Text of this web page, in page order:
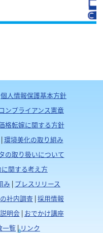
個人情報保護基本方針
コンプライアンス憲章
格転嫁に関する方針
環境美化の取り組み
の取り扱いについて
関する考え方
み | プレスリリース
社内調査 |採用情報
明会| おでかけ講座
一覧 |リンク